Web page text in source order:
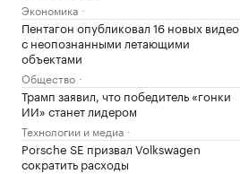
Экономика
Пентагон опубликовал 16 новых видео
с неопознанными летающими
объектами
Общество
Трамп заявил, что победитель «гонки
ИИ» станет лидером
Технологии и медиа
Porsche SE призвал Volkswagen
сократить расходы